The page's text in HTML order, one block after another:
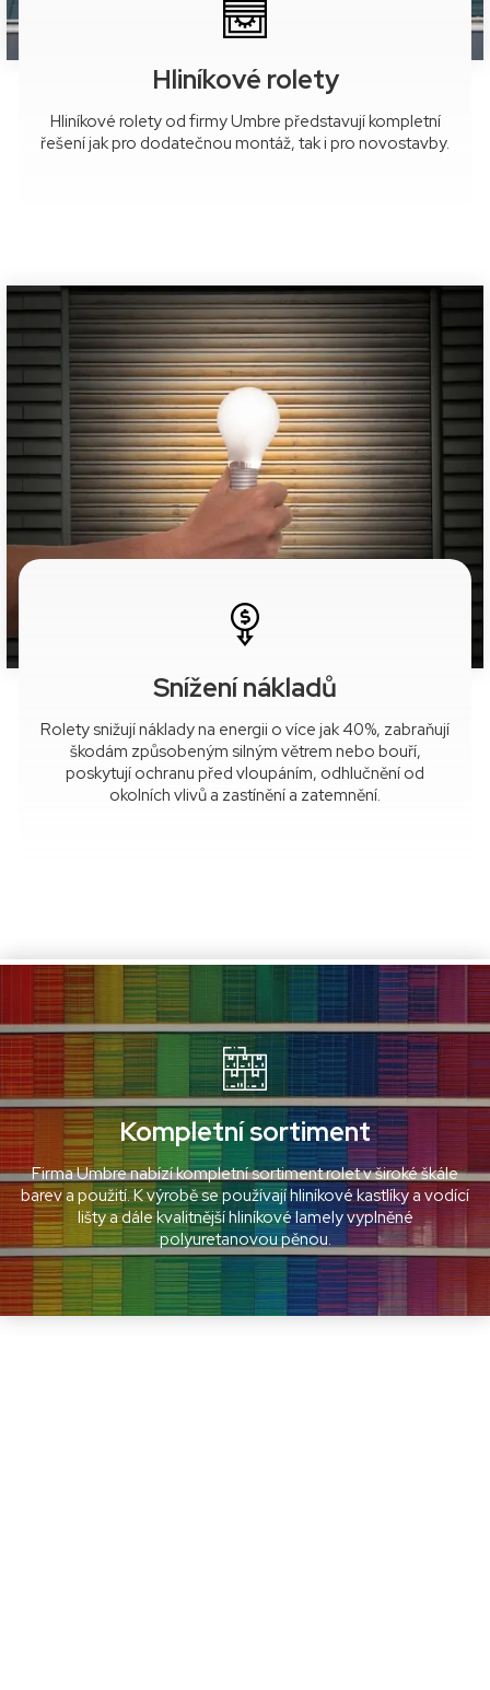
Hliníkové rolety
Hliníkové rolety od firmy Umbre představují kompletní
řešení jak pro dodatečnou montáž, tak i pro novostavby.
Snížení nákladů
Rolety snižují náklady na energii o více jak 40%, zabraňují
škodám způsobeným silným větrem nebo bouří,
poskytují ochranu před vloupáním, odhlučnění od
okolních vlivů a zastínění a zatemnění.
Kompletní sortiment
Firma Umbre nabízí kompletní sortiment rolet v široké škále
barev a použití. K výrobě se používají hliníkové kastlíky a vodící
lišty a dále kvalitnější hliníkové lamely vyplněné
polyuretanovou pěnou.